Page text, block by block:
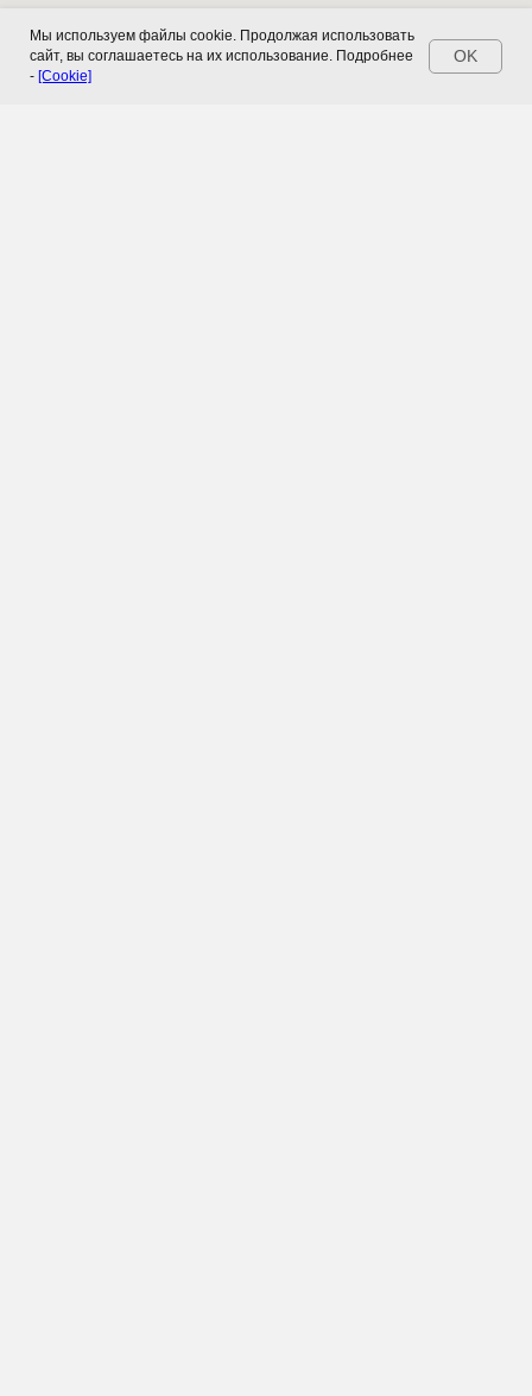
Мы используем файлы cookie. Продолжая использовать
сайт, вы соглашаетесь на их использование. Подробнее
- [Cookie]
OK